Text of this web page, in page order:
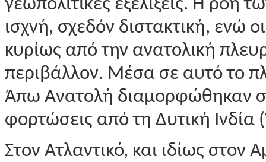
γεωπολιτικές εξελίξεις. Η ροή
ισχνή, σχεδόν διστακτική, ενώ
κυρίως από την ανατολική
περιβάλλον. Μέσα σε αυτό το
Άπω Ανατολή διαμορφώθηκαν
φορτώσεις από τη Δυτική Ινδία
Στον Ατλαντικό, και ιδίως στον